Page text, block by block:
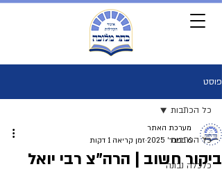
פוסט
כל הכתבות
כלכלה נבונה
כל הכתבות
ביקור חשוב | הרה"צ רבי יואל
מערכת האתר
6 בפבר׳ 2025
זמן קריאה 1 דקות